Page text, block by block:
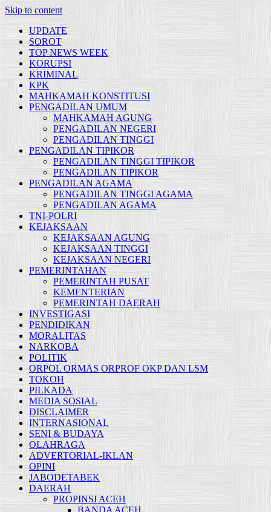
Skip to content
UPDATE
SOROT
TOP NEWS WEEK
KORUPSI
KRIMINAL
KPK
MAHKAMAH KONSTITUSI
PENGADILAN UMUM
MAHKAMAH AGUNG
PENGADILAN NEGERI
PENGADILAN TINGGI
PENGADILAN TIPIKOR
PENGADILAN TINGGI TIPIKOR
PENGADILAN TIPIKOR
PENGADILAN AGAMA
PENGADILAN TINGGI AGAMA
PENGADILAN AGAMA
TNI-POLRI
KEJAKSAAN
KEJAKSAAN AGUNG
KEJAKSAAN TINGGI
KEJAKSAAN NEGERI
PEMERINTAHAN
PEMERINTAH PUSAT
KEMENTERIAN
PEMERINTAH DAERAH
INVESTIGASI
PENDIDIKAN
MORALITAS
NARKOBA
POLITIK
ORPOL ORMAS ORPROF OKP DAN LSM
TOKOH
PILKADA
MEDIA SOSIAL
DISCLAIMER
INTERNASIONAL
SENI & BUDAYA
OLAHRAGA
ADVERTORIAL-IKLAN
OPINI
JABODETABEK
DAERAH
PROPINSI ACEH
BANDA ACEH